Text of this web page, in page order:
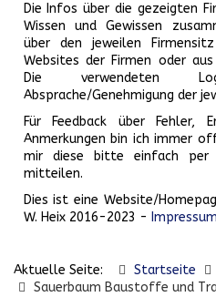
Die Infos über die gezeigten
Wissen und Gewissen
über den jeweilen
Websites der Firmen oder
Die verwendeten
Absprache/Genehmigung der
Für Feedback über Fehler,
Anmerkungen bin ich immer
mir diese bitte einfach per
mitteilen.
Dies ist eine Website/
W. Heix 2016-2023 -
Aktuelle Seite: Startseite
Sauerbaum Baustoffe und